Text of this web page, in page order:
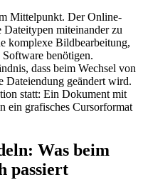
Mittelpunkt. Der Online-
miteinander zu
komplexe Bildbearbeitung,
benötigen.
dass beim Wechsel von
geändert wird.
statt: Ein Dokument mit
ein grafisches Cursorformat
Was beim
passiert